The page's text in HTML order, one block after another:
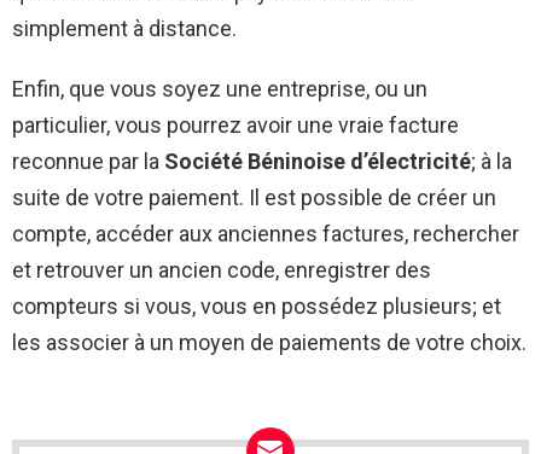
simplement à distance.
Enfin, que vous soyez une entreprise, ou un
particulier, vous pourrez avoir une vraie facture
reconnue par la Société Béninoise d’électricité; à la
suite de votre paiement. Il est possible de créer un
compte, accéder aux anciennes factures, rechercher
et retrouver un ancien code, enregistrer des
compteurs si vous, vous en possédez plusieurs; et
les associer à un moyen de paiements de votre choix.